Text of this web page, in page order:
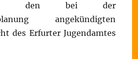
den bei der
angekündigten
des Erfurter Jugendamtes